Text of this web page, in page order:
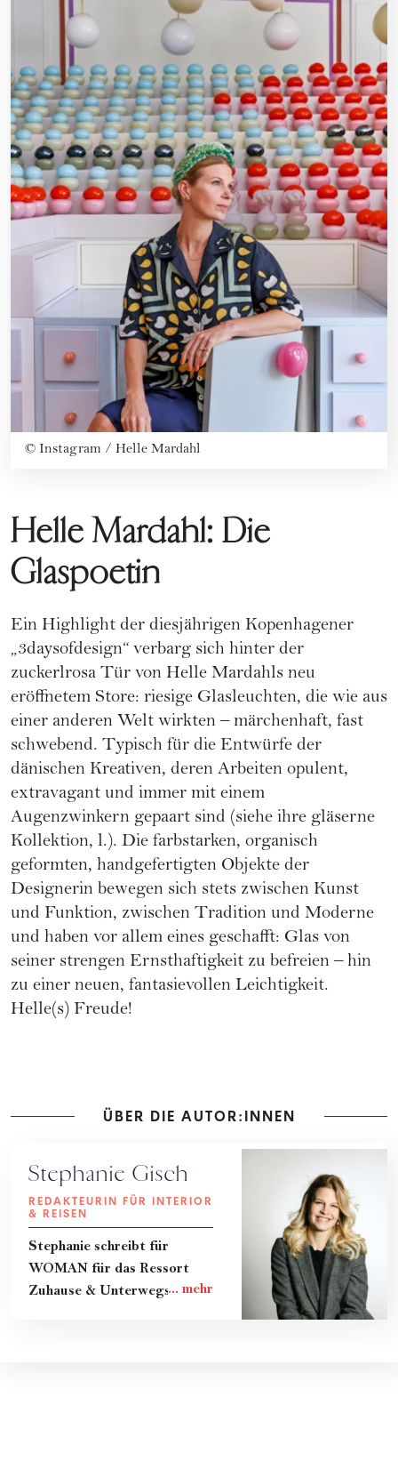
© Instagram / Helle Mardahl
Helle Mardahl: Die
Glaspoetin
Ein Highlight der diesjährigen Kopenhagener
„3daysofdesign“ verbarg sich hinter der
zuckerlrosa Tür von Helle Mardahls neu
eröffnetem Store: riesige Glasleuchten, die wie aus
einer anderen Welt wirkten – märchenhaft, fast
schwebend. Typisch für die Entwürfe der
dänischen Kreativen, deren Arbeiten opulent,
extravagant und immer mit einem
Augenzwinkern gepaart sind (siehe ihre gläserne
Kollektion, l.). Die farbstarken, organisch
geformten, handgefertigten Objekte der
Designerin bewegen sich stets zwischen Kunst
und Funktion, zwischen Tradition und Moderne
und haben vor allem eines geschafft: Glas von
seiner strengen Ernsthaftigkeit zu befreien – hin
zu einer neuen, fantasievollen Leichtigkeit.
Helle(s) Freude!
ÜBER DIE AUTOR:INNEN
Stephanie Gisch
REDAKTEURIN FÜR INTERIOR
& REISEN
Stephanie schreibt für
WOMAN für das Ressort
Zuhause & Unterwegs.